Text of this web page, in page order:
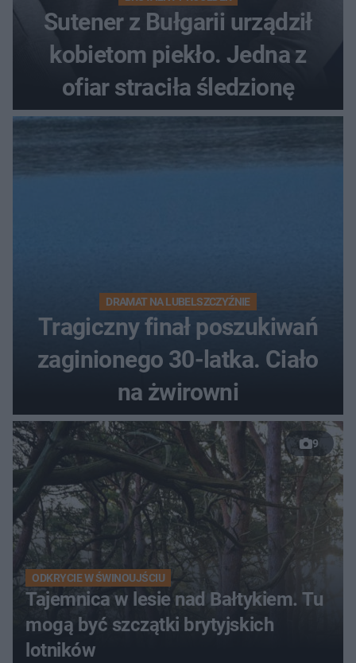
Sutener z Bułgarii urządził
kobietom piekło. Jedna z
ofiar straciła śledzionę
DRAMAT NA LUBELSZCZYŹNIE
Tragiczny finał poszukiwań
zaginionego 30-latka. Ciało
na żwirowni
9
ODKRYCIE W ŚWINOUJŚCIU
Tajemnica w lesie nad Bałtykiem. Tu
mogą być szczątki brytyjskich
lotników